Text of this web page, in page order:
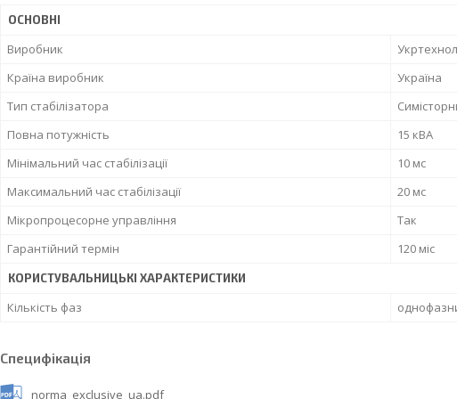
ОСНОВНІ
Виробник
Країна виробник
Україна
Тип стабілізатора
Повна потужність
15 кВА
Мінімальний час стабілізації
10 мс
Максимальний час стабілізації
20 мс
Мікропроцесорне управління
Так
Гарантійний термін
120 міс
КОРИСТУВАЛЬНИЦЬКІ ХАРАКТЕРИСТИКИ
Кількість фаз
Специфікація
norma_exclusive_ua.pdf